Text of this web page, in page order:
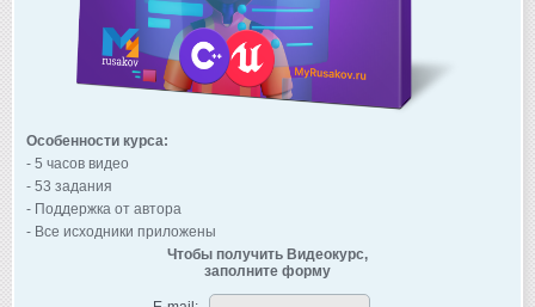
Особенности курса:
- 5 часов видео
- 53 задания
- Поддержка от автора
- Все исходники приложены
Чтобы получить Видеокурс,
заполните форму